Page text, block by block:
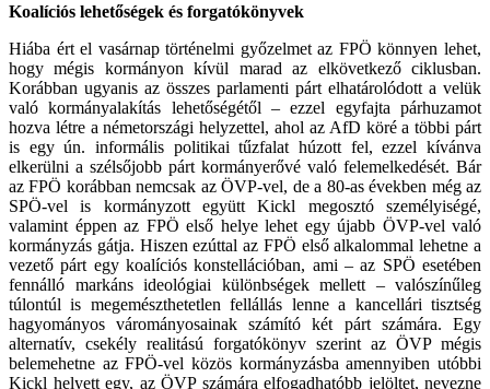
Koalíciós lehetőségek és forgatókönyvek
Hiába ért el vasárnap történelmi győzelmet az FPÖ könnyen lehet,
hogy mégis kormányon kívül marad az elkövetkező ciklusban.
Korábban ugyanis az összes parlamenti párt elhatárolódott a velük
való kormányalakítás lehetőségétől – ezzel egyfajta párhuzamot
hozva létre a németországi helyzettel, ahol az AfD köré a többi párt
is egy ún. informális politikai tűzfalat húzott fel, ezzel kívánva
elkerülni a szélsőjobb párt kormányerővé való felemelkedését. Bár
az FPÖ korábban nemcsak az ÖVP-vel, de a 80-as években még az
SPÖ-vel is kormányzott együtt Kickl megosztó személyiségé,
valamint éppen az FPÖ első helye lehet egy újabb ÖVP-vel való
kormányzás gátja. Hiszen ezúttal az FPÖ első alkalommal lehetne a
vezető párt egy koalíciós konstellációban, ami – az SPÖ esetében
fennálló markáns ideológiai különbségek mellett – valószínűleg
túlontúl is megemészthetetlen fellállás lenne a kancellári tisztség
hagyományos várományosainak számító két párt számára. Egy
alternatív, csekély realitású forgatókönyv szerint az ÖVP mégis
belemehetne az FPÖ-vel közös kormányzásba amennyiben utóbbi
Kickl helyett egy, az ÖVP számára elfogadhatóbb jelöltet, nevezne